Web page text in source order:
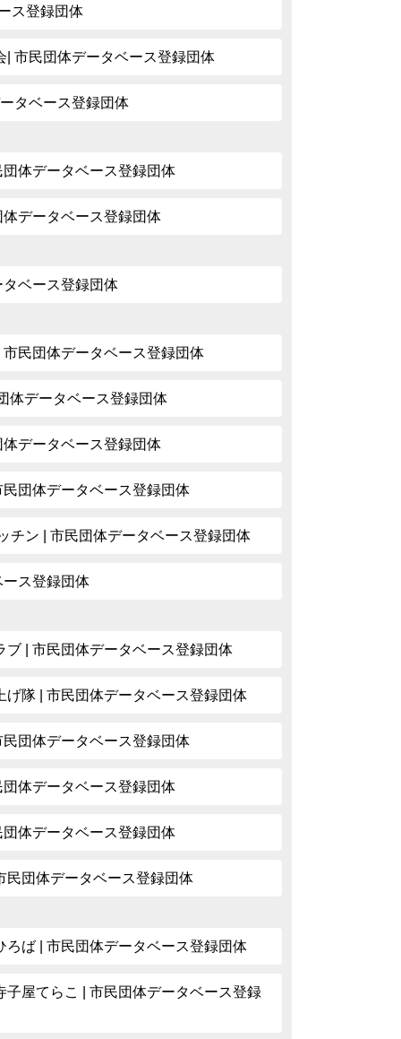
ス登録団体
| 市民団体データベース登録団体
タベース登録団体
体データベース登録団体
データベース登録団体
ベース登録団体
民団体データベース登録団体
体データベース登録団体
データベース登録団体
団体データベース登録団体
チン | 市民団体データベース登録団体
ス登録団体
ブ | 市民団体データベース登録団体
げ隊 | 市民団体データベース登録団体
団体データベース登録団体
体データベース登録団体
体データベース登録団体
民団体データベース登録団体
ろば | 市民団体データベース登録団体
子屋てらこ | 市民団体データベース登録